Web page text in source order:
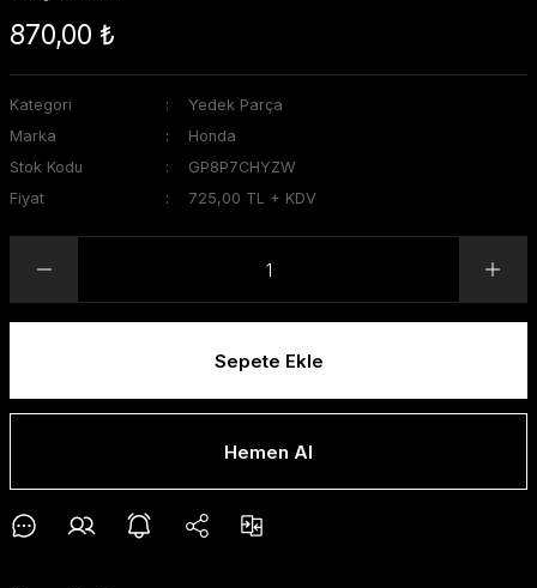
870,00 ₺
Kategori
Yedek Parça
Marka
Honda
Stok Kodu
GP8P7CHYZW
Fiyat
725,00 TL + KDV
Sepete Ekle
Hemen Al